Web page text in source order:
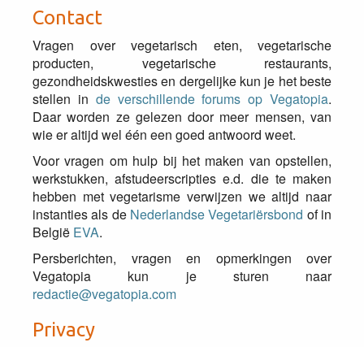
Contact
Vragen over vegetarisch eten, vegetarische
producten, vegetarische restaurants,
gezondheidskwesties en dergelijke kun je het beste
stellen in de verschillende forums op Vegatopia.
Daar worden ze gelezen door meer mensen, van
wie er altijd wel één een goed antwoord weet.
Voor vragen om hulp bij het maken van opstellen,
werkstukken, afstudeerscripties e.d. die te maken
hebben met vegetarisme verwijzen we altijd naar
instanties als de Nederlandse Vegetariërsbond of in
België EVA.
Persberichten, vragen en opmerkingen over
Vegatopia kun je sturen naar
redactie@vegatopia.com
Privacy